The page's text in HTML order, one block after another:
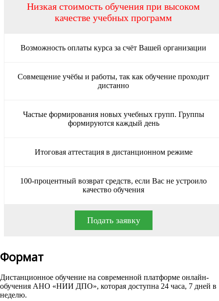
Низкая стоимость обучения при высоком
качестве учебных программ
Возможность оплаты курса за счёт Вашей организации
Совмещение учёбы и работы, так как обучение проходит
дистанно
Частые формирования новых учебных групп. Группы
формируются каждый день
Итоговая аттестация в дистанционном режиме
100-процентный возврат средств, если Вас не устроило
качество обучения
Подать заявку
Формат
Дистанционное обучение на современной платформе онлайн-
обучения АНО «НИИ ДПО», которая доступна 24 часа, 7 дней в
неделю.